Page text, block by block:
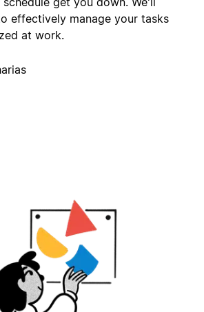
effectively manage your tasks
at work.